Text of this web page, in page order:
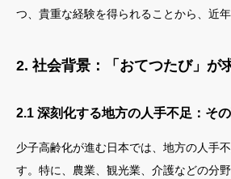
つ、貴重な経験を得られることから、近
2. 社会背景：「おてつたび」が
2.1 深刻化する地方の人手不足：そ
少子高齢化が進む日本では、地方の人手
す。特に、農業、観光業、介護などの分